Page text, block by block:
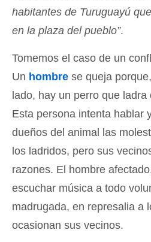
habitantes de Turuguayú
en la plaza del pueblo”.
Tomemos el caso de un
Un hombre se queja
lado, hay un perro que
Esta persona intenta hablar
dueños del animal las
los ladridos, pero sus
razones. El hombre
escuchar música a todo
madrugada, en represalia a
ocasionan sus vecinos.